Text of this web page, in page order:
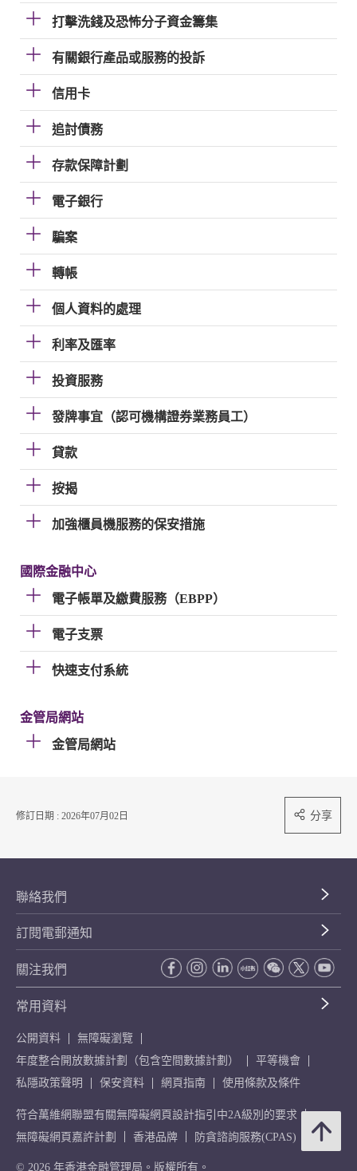
打擊洗錢及恐怖分子資金籌集
有關銀行產品或服務的投訴
信用卡
追討債務
存款保障計劃
電子銀行
騙案
轉帳
個人資料的處理
利率及匯率
投資服務
發牌事宜（認可機構證券業務員工）
貸款
按揭
加強櫃員機服務的保安措施
國際金融中心
電子帳單及繳費服務（EBPP）
電子支票
快速支付系統
金管局網站
金管局網站
修訂日期 : 2026年07月02日 分享
聯絡我們
訂閱電郵通知
關注我們
常用資料
公開資料
無障礙瀏覽
年度整合開放數據計劃（包含空間數據計劃）
平等機會
私隱政策聲明
保安資料 網頁指南 使用條款及條件
符合萬維網聯盟有關無障礙網頁設計指引中2A級別的要求
無障礙網頁嘉許計劃
香港品牌 防貪諮詢服務(CPAS)
© 2026 年香港金融管理局。版權所有。